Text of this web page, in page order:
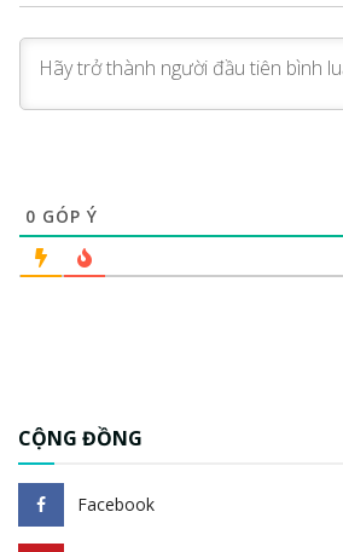
0 GÓP Ý
CỘNG ĐỒNG
Facebook